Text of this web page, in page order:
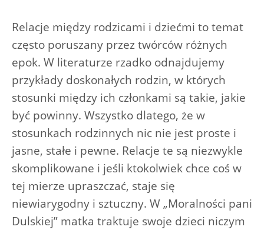
Relacje między rodzicami i dziećmi to temat
często poruszany przez twórców różnych
epok. W literaturze rzadko odnajdujemy
przykłady doskonałych rodzin, w których
stosunki między ich członkami są takie, jakie
być powinny. Wszystko dlatego, że w
stosunkach rodzinnych nic nie jest proste i
jasne, stałe i pewne. Relacje te są niezwykle
skomplikowane i jeśli ktokolwiek chce coś w
tej mierze upraszczać, staje się
niewiarygodny i sztuczny. W „Moralności pani
Dulskiej” matka traktuje swoje dzieci niczym